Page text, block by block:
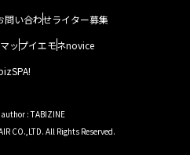
問い合わせライター募集
ップイエモネnovice
: TABIZINE
CO.,LTD. All Rights Reserved.